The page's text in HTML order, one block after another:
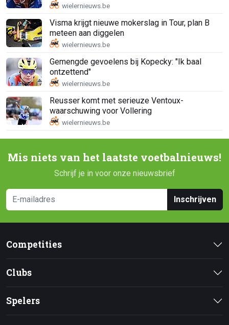
Visma krijgt nieuwe mokerslag in Tour, plan B
meteen aan diggelen
Gemengde gevoelens bij Kopecky: "Ik baal
ontzettend"
Reusser komt met serieuze Ventoux-
waarschuwing voor Vollering
Mis niets van het laatste voetbalnieuws!
Schrijf je in voor onze nieuwsbrief
Inschrijven
Competities
Clubs
Spelers